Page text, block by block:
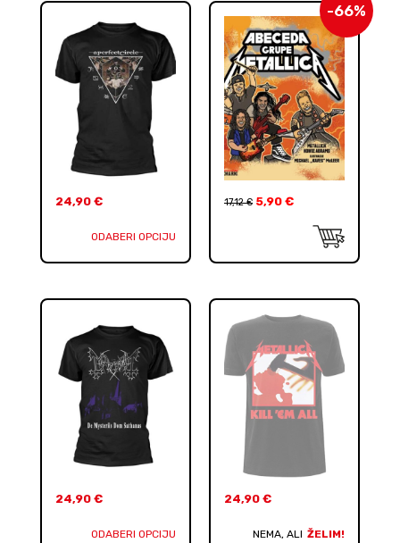
24,90 €
ODABERI OPCIJU
-66%
17,12€ 5,90 €
24,90 €
ODABERI OPCIJU
24,90 €
NEMA, ALI ŽELIM!